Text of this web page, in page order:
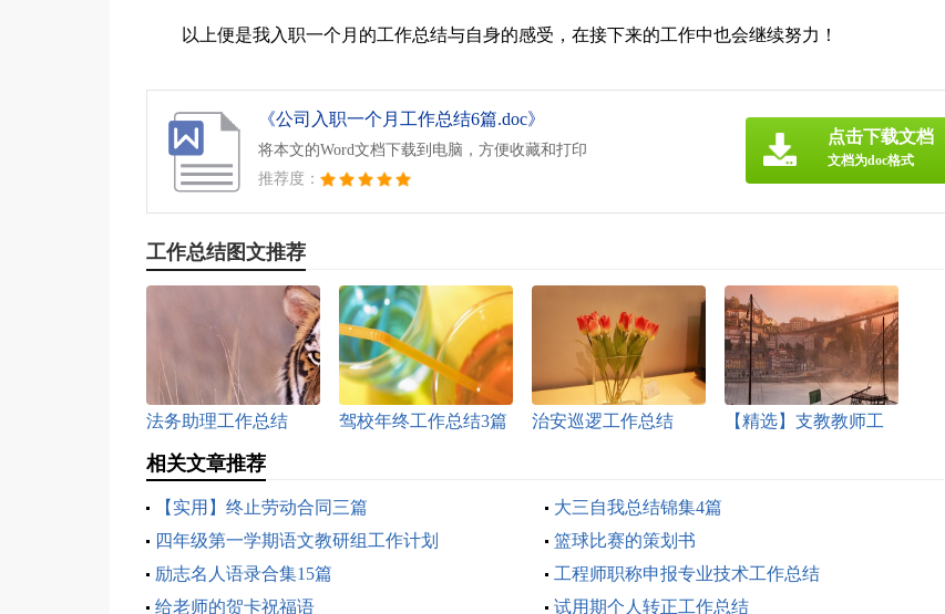
以上便是我入职一个月的工作总结与自身的感受，在接下来的工作中也会继续努力！
《公司入职一个月工作总结6篇.doc》
将本文的Word文档下载到电脑，方便收藏和打印
推荐度：
点击下载文档
文档为doc格式
工作总结图文推荐
法务助理工作总结
（精选5篇）
驾校年终工作总结3篇 治安巡逻工作总结
【精选】支教教师工
相关文章推荐
【实用】终止劳动合同三篇
大三自我总结锦集4篇
四年级第一学期语文教研组工作计划
篮球比赛的策划书
励志名人语录合集15篇
工程师职称申报专业技术工作总结
给老师的贺卡祝福语
试用期个人转正工作总结